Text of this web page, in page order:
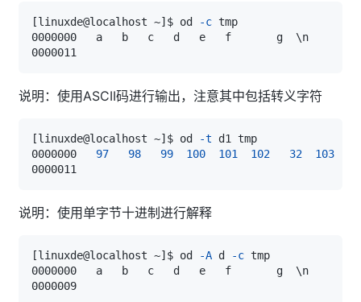
[linuxde@localhost ~] $ od -c
0000000   a   b   c   d   e   f       g \
说明：使用ASCII码进行输出，注意其中包括转义字符
[linuxde@localhost ~] $ od -t
0000000 97 98 99 100 101 102 32 103
说明：使用单字节十进制进行解释
[linuxde@localhost ~] $ od -A d -c
0000000   a   b   c   d   e   f       g \